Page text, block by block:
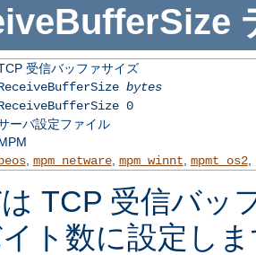
受信バッファサイズ
bytes
0
ーバ設定ファイル
, mpm_netware, mpm_winnt mpmt_os2,
TCP 受信バッ
ト数に設定し